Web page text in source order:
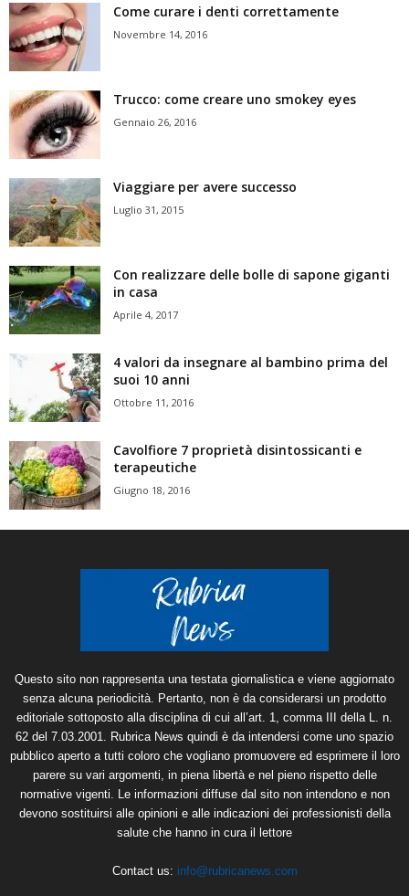
Come curare i denti correttamente
Novembre 14, 2016
Trucco: come creare uno smokey eyes
Gennaio 26, 2016
Viaggiare per avere successo
Luglio 31, 2015
Con realizzare delle bolle di sapone giganti
in casa
Aprile 4, 2017
4 valori da insegnare al bambino prima del
suoi 10 anni
Ottobre 11, 2016
Cavolfiore 7 proprietà disintossicanti e
terapeutiche
Giugno 18, 2016
Questo sito non rappresenta una testata giornalistica e viene aggiornato
senza alcuna periodicità. Pertanto, non è da considerarsi un prodotto
editoriale sottoposto alla disciplina di cui all’art. 1, comma III della L. n.
62 del 7.03.2001. Rubrica News quindi è da intendersi come uno spazio
pubblico aperto a tutti coloro che vogliano promuovere ed esprimere il loro
parere su vari argomenti, in piena libertà e nel pieno rispetto delle
normative vigenti. Le informazioni diffuse dal sito non intendono e non
devono sostituirsi alle opinioni e alle indicazioni dei professionisti della
salute che hanno in cura il lettore
Contact us: info@rubricanews.com